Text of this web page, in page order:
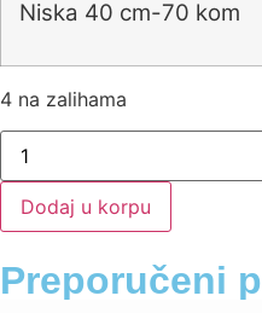
Niska 40 cm-70 kom
4 na zalihama
Dodaj u korpu
Preporučeni